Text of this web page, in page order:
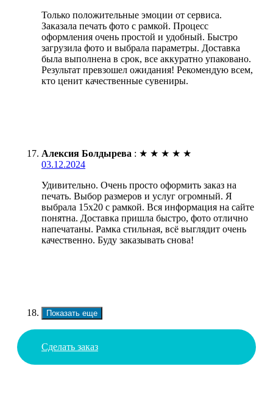
Только положительные эмоции от сервиса.
Заказала печать фото с рамкой. Процесс
оформления очень простой и удобный. Быстро
загрузила фото и выбрала параметры. Доставка
была выполнена в срок, все аккуратно упаковано.
Результат превзошел ожидания! Рекомендую всем,
кто ценит качественные сувениры.
Алексия Болдырева : ★ ★ ★ ★ ★
03.12.2024
Удивительно. Очень просто оформить заказ на
печать. Выбор размеров и услуг огромный. Я
выбрала 15х20 с рамкой. Вся информация на сайте
понятна. Доставка пришла быстро, фото отлично
напечатаны. Рамка стильная, всё выглядит очень
качественно. Буду заказывать снова!
Показать еще
Сделать заказ